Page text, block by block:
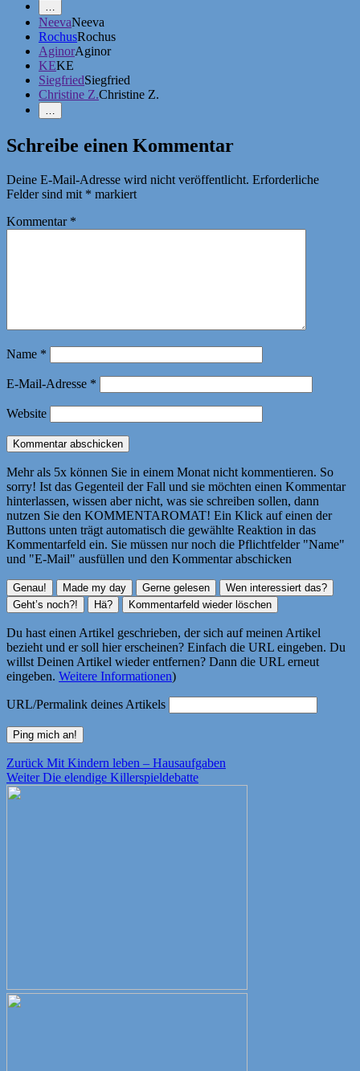
…
Erwähnungen
zeigen
NeevaNeeva
RochusRochus
AginorAginor
KEKE
SiegfriedSiegfried
Christine Z.Christine Z.
…
Erwähnungen
Schreibe einen Kommentar
Deine E-Mail-Adresse wird nicht veröffentlicht. Erforderliche
Felder sind mit * markiert
Kommentar *
Name *
E-Mail-Adresse *
Website
Mehr als 5x können Sie in einem Monat nicht kommentieren. So
sorry! Ist das Gegenteil der Fall und sie möchten einen Kommentar
hinterlassen, wissen aber nicht, was sie schreiben sollen, dann
nutzen Sie den KOMMENTAROMAT! Ein Klick auf einen der
Buttons unten trägt automatisch die gewählte Reaktion in das
Kommentarfeld ein. Sie müssen nur noch die Pflichtfelder "Name"
und "E-Mail" ausfüllen und den Kommentar abschicken
Du hast einen Artikel geschrieben, der sich auf meinen Artikel
bezieht und er soll hier erscheinen? Einfach die URL eingeben. Du
willst Deinen Artikel wieder entfernen? Dann die URL erneut
eingeben. Weitere Informationen)
URL/Permalink deines Artikels
Beitragsnavigation
Zurück Vorheriger
Beitrag:
Mit Kindern leben – Hausaufgaben
Weiter Nächster
Die elendige Killerspieldebatte